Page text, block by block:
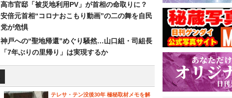
高市官邸「被災地利用PV」が首相の命取りに？
安倍元首相“コロナおこもり動画”の二の舞を自民
党が危惧
神戸への“聖地帰還”めぐり騒然…山口組・司組長
「7年ぶりの里帰り」は実現するか
テレサ・テン没後30年 極秘取材メモを解